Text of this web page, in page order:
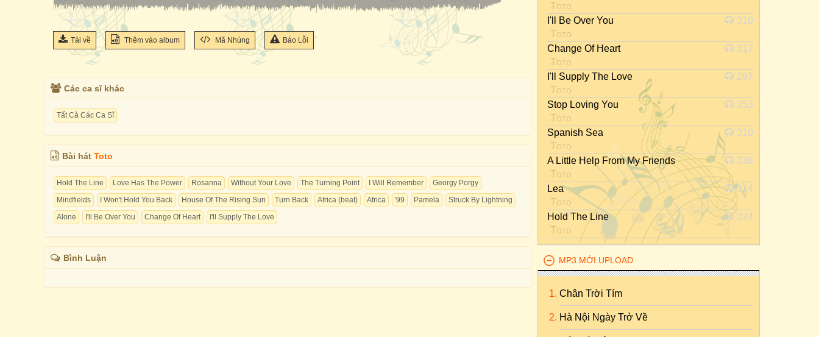
Tải về Thêm vào album Mã Nhúng Báo Lỗi
Các ca sĩ khác
Tất Cả Các Ca Sĩ
Bài hát Toto
Hold The Line Love Has The Power Rosanna Without Your Love The Turning Point I Will Remember
Georgy Porgy
Mindfields
I Won't Hold You Back House Of The Rising Sun Turn Back Africa (beat) Africa '99 Pamela
Struck By Lightning
Alone
I'll Be Over You Change Of Heart I'll Supply The Love
Bình Luận
Toto
I'll Be Over You
Toto
310
Change Of Heart
Toto
317
I'll Supply The Love
Toto
297
Stop Loving You
Toto
353
Spanish Sea
Toto
310
A Little Help From My Friends
Toto
338
Lea
Toto
314
Hold The Line
Toto
324
MP3 MỚI UPLOAD
Chân Trời Tím
Hà Nội Ngày Trở Về